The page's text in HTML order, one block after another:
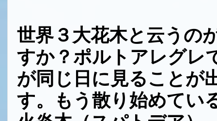
世界３大花木と云うの
すか？ポルトアレグレ
が同じ日に見ることが
す。もう散り始めてい